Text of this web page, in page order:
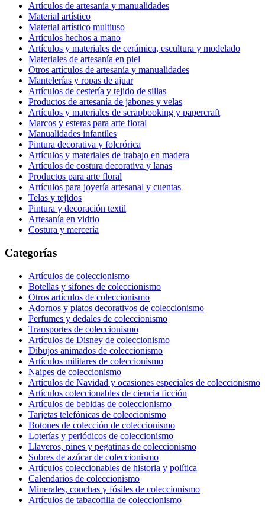
Artículos de artesanía y manualidades
Material artístico
Material artístico multiuso
Artículos hechos a mano
Artículos y materiales de cerámica, escultura y modelado
Materiales de artesanía en piel
Otros artículos de artesanía y manualidades
Mantelerías y ropas de ajuar
Artículos de cestería y tejido de sillas
Productos de artesanía de jabones y velas
Artículos y materiales de scrapbooking y papercraft
Marcos y esteras para arte floral
Manualidades infantiles
Pintura decorativa y folcrórica
Artículos y materiales de trabajo en madera
Artículos de costura decorativa y lanas
Productos para arte floral
Artículos para joyería artesanal y cuentas
Telas y tejidos
Pintura y decoración textil
Artesanía en vidrio
Costura y mercería
Categorías
Artículos de coleccionismo
Botellas y sifones de coleccionismo
Otros artículos de coleccionismo
Adornos y platos decorativos de coleccionismo
Perfumes y dedales de coleccionismo
Transportes de coleccionismo
Artículos de Disney de coleccionismo
Dibujos animados de coleccionismo
Artículos militares de coleccionismo
Naipes de coleccionismo
Artículos de Navidad y ocasiones especiales de coleccionismo
Artículos coleccionables de ciencia ficción
Artículos de bebidas de coleccionismo
Tarjetas telefónicas de coleccionismo
Botones de colección de coleccionismo
Loterías y periódicos de coleccionismo
Llaveros, pines y pegatinas de coleccionismo
Sobres de azúcar de coleccionismo
Artículos coleccionables de historia y política
Calendarios de coleccionismo
Minerales, conchas y fósiles de coleccionismo
Artículos de tabacofilia de coleccionismo